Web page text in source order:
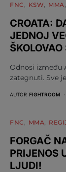
FNC KSW MMA
CROATA:
JEDNOJ
Odnosi između
zategnuti. Sve
AUTOR FIGHTROOM
FNC MMA
FORGAČ
PRIJENOS
LJUDI!